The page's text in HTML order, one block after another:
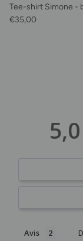
Tee-shirt Simone -
Prix habituel
€35,00
5,0
Avis